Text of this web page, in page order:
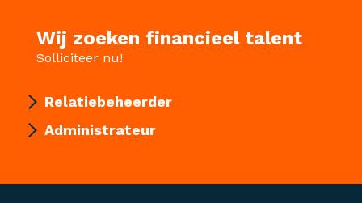
Wij zoeken financieel talent
Solliciteer nu!
Relatiebeheerder
Administrateur